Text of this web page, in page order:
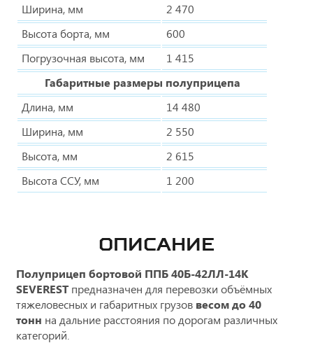
Ширина, мм
2 470
Высота борта, мм
600
Погрузочная высота, мм
1 415
Габаритные размеры полуприцепа
Длина, мм
14 480
Ширина, мм
2 550
Высота, мм
2 615
Высота ССУ, мм
1 200
ОПИСАНИЕ
Полуприцеп бортовой ППБ 40Б-42ЛЛ-14К
SEVERESTпредназначен для перевозки объёмных
тяжеловесных и габаритных грузов весом до 40
тонн на дальние расстояния по дорогам различных
категорий.